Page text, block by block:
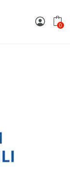
0
e 334242242B Da